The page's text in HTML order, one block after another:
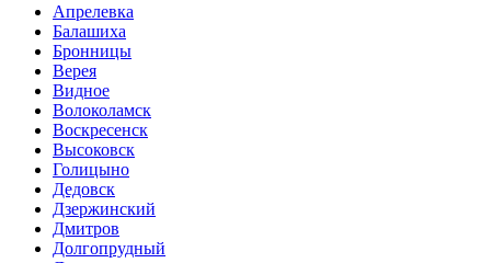
Апрелевка
Балашиха
Бронницы
Верея
Видное
Волоколамск
Воскресенск
Высоковск
Голицыно
Дедовск
Дзержинский
Дмитров
Долгопрудный